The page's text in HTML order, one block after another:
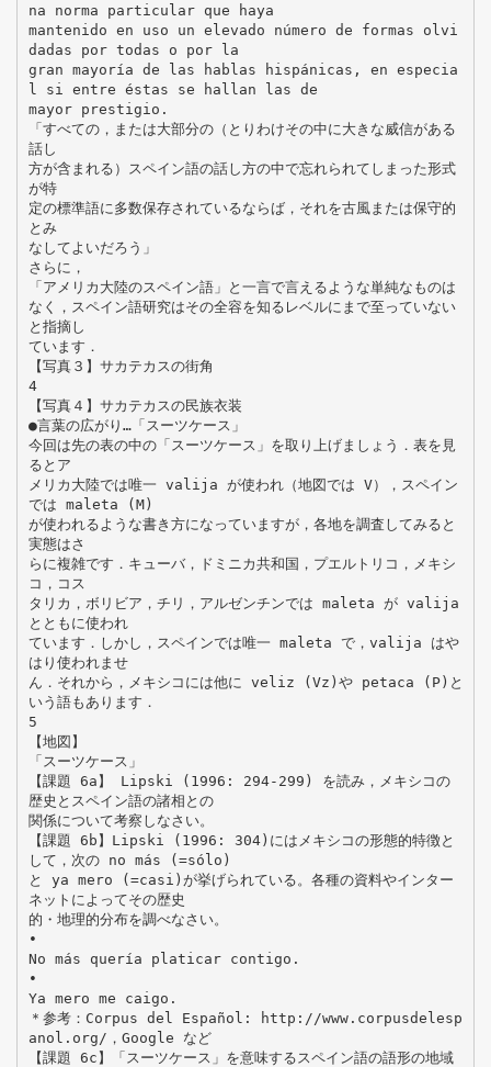
na norma particular que haya
mantenido en uso un elevado número de formas olvi
dadas por todas o por la
gran mayoría de las hablas hispánicas, en especia
l si entre éstas se hallan las de
mayor prestigio.
「すべての，または大部分の（とりわけその中に大きな威信がある
話し
方が含まれる）スペイン語の話し方の中で忘れられてしまった形式
が特
定の標準語に多数保存されているならば，それを古風または保守的
とみ
なしてよいだろう」
さらに，
「アメリカ大陸のスペイン語」と一言で言えるような単純なものは
なく，スペイン語研究はその全容を知るレベルにまで至っていない
と指摘し
ています．
【写真３】サカテカスの街角
4
【写真４】サカテカスの民族衣装
●言葉の広がり…「スーツケース」
今回は先の表の中の「スーツケース」を取り上げましょう．表を見
るとア
メリカ大陸では唯一 valija が使われ（地図では V），スペイン
では maleta (M)
が使われるような書き方になっていますが，各地を調査してみると
実態はさ
らに複雑です．キューバ，ドミニカ共和国，プエルトリコ，メキシ
コ，コス
タリカ，ボリビア，チリ，アルゼンチンでは maleta が valija
とともに使われ
ています．しかし，スペインでは唯一 maleta で，valija はや
はり使われませ
ん．それから，メキシコには他に veliz (Vz)や petaca (P)と
いう語もあります．
5
【地図】
「スーツケース」
【課題 6a】 Lipski (1996: 294-299) を読み，メキシコの
歴史とスペイン語の諸相との
関係について考察しなさい。
【課題 6b】Lipski (1996: 304)にはメキシコの形態的特徴と
して，次の no más (=sólo)
と ya mero (=casi)が挙げられている。各種の資料やインター
ネットによってその歴史
的・地理的分布を調べなさい。
•
No más quería platicar contigo.
•
Ya mero me caigo.
＊参考：Corpus del Español: http://www.corpusdelesp
anol.org/，Google など
【課題 6c】「スーツケース」を意味するスペイン語の語形の地域